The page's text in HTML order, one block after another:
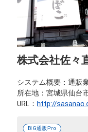
株式会社佐々
システム概要
通販
所在地
宮城県仙台
URL
http://
BIG通販Pro